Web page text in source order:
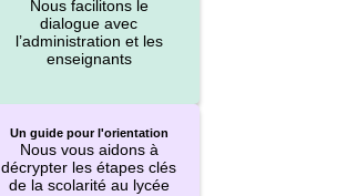
Nous facilitons le
dialogue avec
l’administration et les
enseignants
Un guide pour l'orientation
Nous vous aidons à
décrypter les étapes clés
de la scolarité au lycée